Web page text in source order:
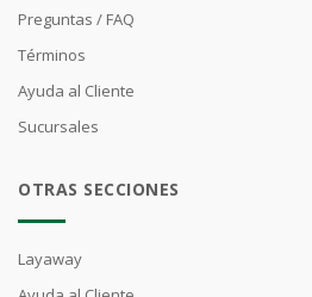
Preguntas / FAQ
Términos
Ayuda al Cliente
Sucursales
OTRAS SECCIONES
Layaway